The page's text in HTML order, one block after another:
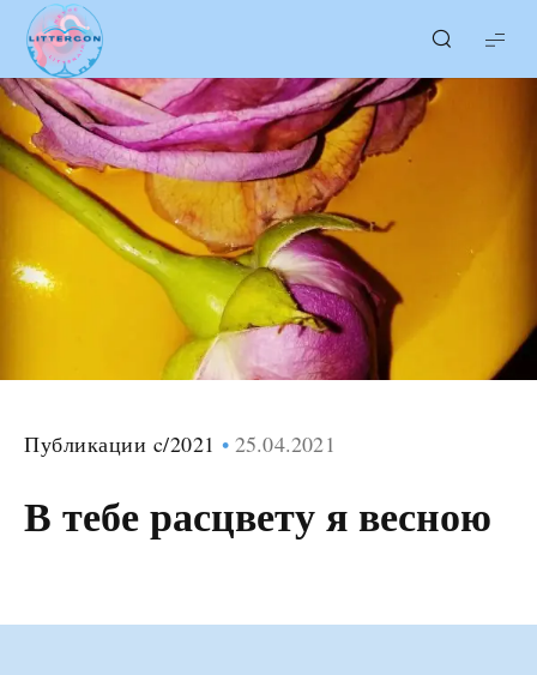
LITTERcon
Публикации c/2021 25.04.2021
В тебе расцвету я весною